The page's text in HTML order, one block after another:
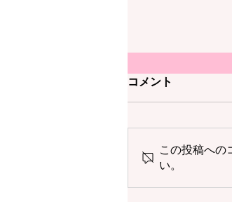
【プログラム
コメント
この投稿への
い。